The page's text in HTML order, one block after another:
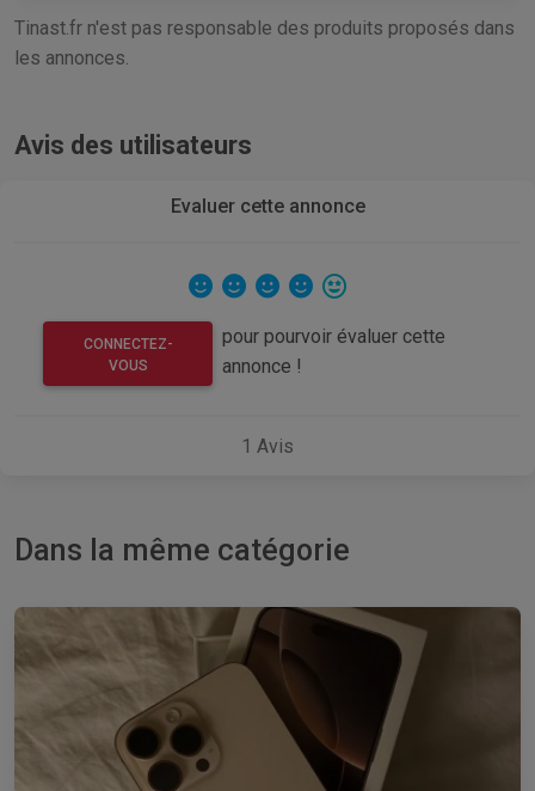
Tinast.fr n'est pas responsable des produits proposés dans
les annonces.
Avis des utilisateurs
Evaluer cette annonce
CONNECTEZ-
VOUS
pour pourvoir évaluer cette
annonce !
1 Avis
Dans la même catégorie